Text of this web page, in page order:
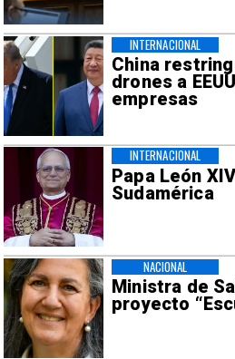
China
drones a
empresas
INTERNACIONAL
Papa León
Sudamérica
INTERNACIONAL
Ministra de
proyecto
NACIONAL